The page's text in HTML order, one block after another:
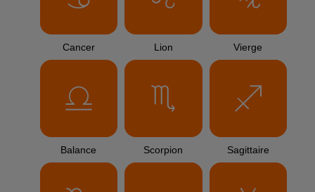
Cancer Lion Vierge
Balance Scorpion Sagittaire